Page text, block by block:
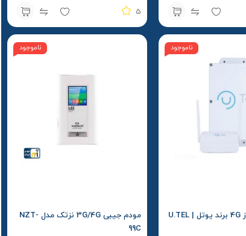
5
ناموجود
مودم فضای باز 4G برند یوتل | U.TEL
ناموجود
مودم جیبی 3G/4G نزتک مدل NZT-
99C